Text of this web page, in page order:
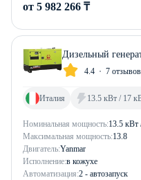
от 5 982 266 ₸
Дизельный
4.4 7 отзывов
Номинальная мощность:13.5
Максимальная мощность:13.8
Двигатель:Yanmar
Исполнение:в кожухе
Автоматизация:2 - автозапуск
Италия 13.5 кВт / 17